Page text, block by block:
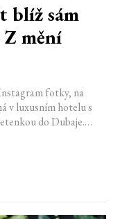
blíž sám
Z mění
fotky, na
v luxusním hotelu s
do Dubaje.
na Šumavu.